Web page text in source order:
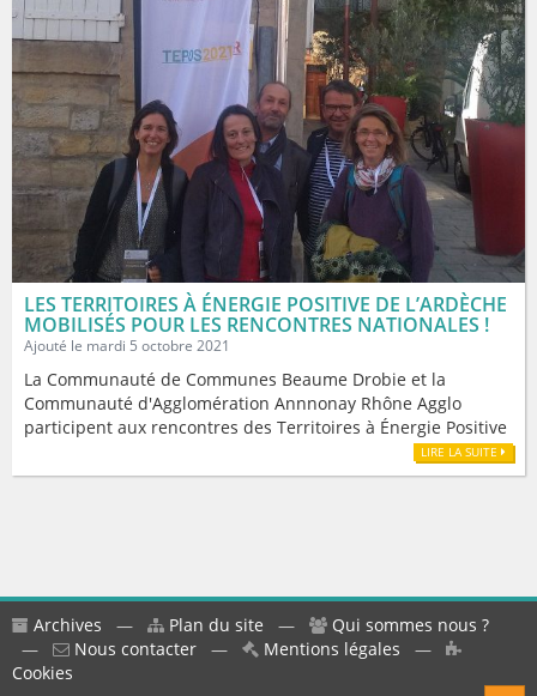
LES TERRITOIRES À ÉNERGIE POSITIVE DE L’ARDÈCHE
MOBILISÉS POUR LES RENCONTRES NATIONALES !
Ajouté le mardi 5 octobre 2021
La Communauté de Communes Beaume Drobie et la
Communauté d'Agglomération Annnonay Rhône Agglo
participent aux rencontres des Territoires à Énergie Positive
LIRE LA SUITE
Archives — Plan du site —
Qui sommes nous ?
—
Nous contacter — Mentions légales —
Cookies